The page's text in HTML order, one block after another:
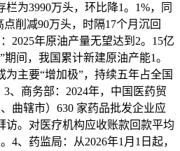
为3990万头，环比降1。1%，同
削减90万头，时隔17个月沉回
2025年原油产量无望达到2。15亿
间，我国累计新建原油产能1。
主要“增加极”，持续五年占全国
、商务部：2024年，中国医药贸
曲辖市）630 家药品批发企业应
访。对医疗机构应收账款回款平均
4、药监局：从2026年1月1日起，